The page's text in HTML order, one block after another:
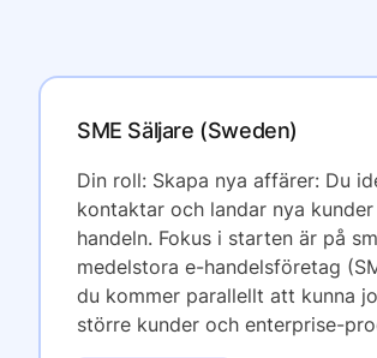
SME Säljare (Sweden)
Din roll: Skapa nya affärer: Du
kontaktar och landar nya
handeln. Fokus i starten är på
medelstora e-handelsföretag
du kommer parallellt att kunna
större kunder och enterprise-